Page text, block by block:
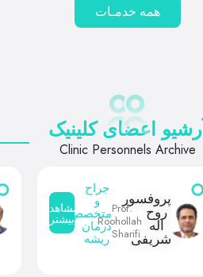
همه خدمـات
آرشیو اعضای کلینیک
Clinic Personnels Archive
پروفسور
روح
اله
شریفی
Prof.
Roohollah
Sharifi
جراح
و
متخصص
درمان
ریشه
مشاهده
بیشتر